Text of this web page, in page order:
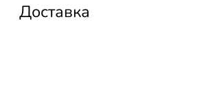
Доставка